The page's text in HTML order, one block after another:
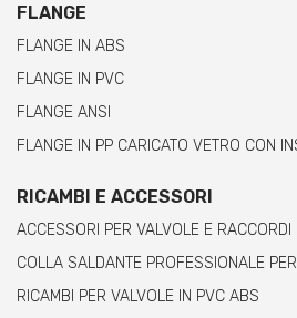
FLANGE
FLANGE IN ABS
FLANGE IN PVC
FLANGE ANSI
FLANGE IN PP CARICATO VETRO CON
RICAMBI E ACCESSORI
ACCESSORI PER VALVOLE E RACCORDI
COLLA SALDANTE PROFESSIONALE
RICAMBI PER VALVOLE IN PVC ABS